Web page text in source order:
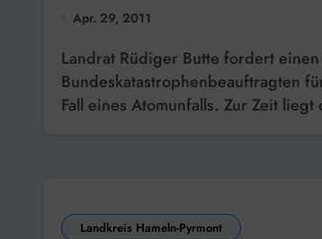
Apr. 29, 2011
Landrat Rüdiger Butte fordert einen
Bundeskatastrophenbeauftragten
Fall eines Atomunfalls. Zur Zeit liegt
Landkreis Hameln-Pyrmont